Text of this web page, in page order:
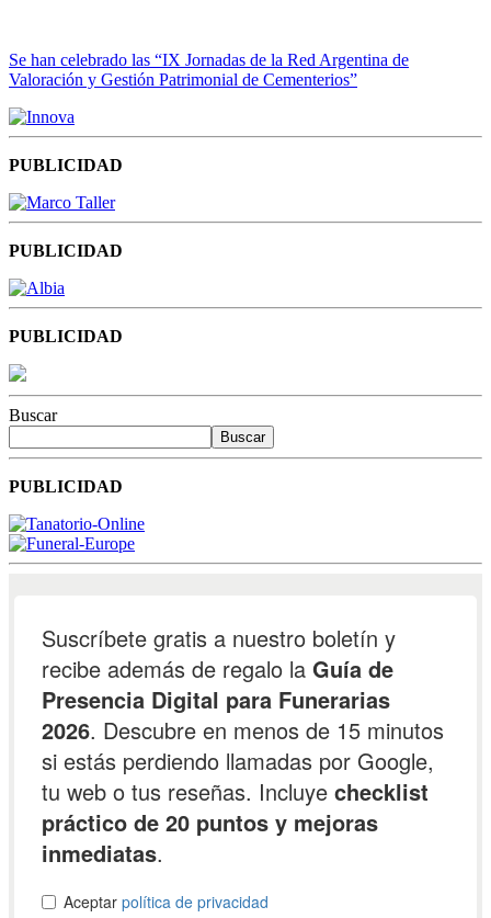
Se han celebrado las “IX Jornadas de la Red Argentina de
Valoración y Gestión Patrimonial de Cementerios”
PUBLICIDAD
PUBLICIDAD
PUBLICIDAD
Buscar
Buscar
PUBLICIDAD